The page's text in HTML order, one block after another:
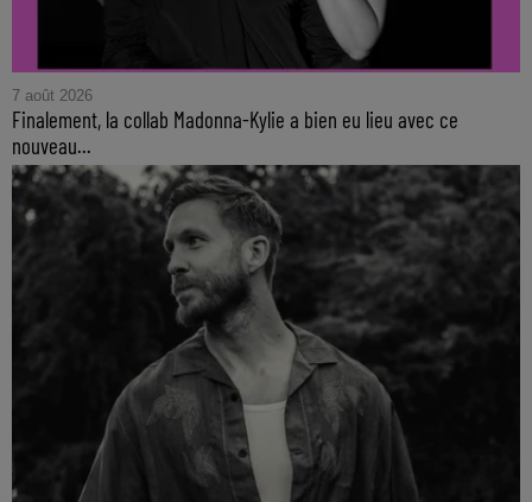
7 août 2026
Finalement, la collab Madonna-Kylie a bien eu lieu avec ce
nouveau...